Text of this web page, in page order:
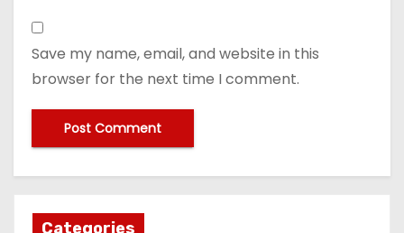
Save my name, email, and website in this
browser for the next time I comment.
Categories